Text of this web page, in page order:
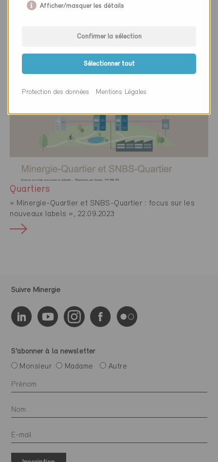
26.09.2023
Quartiers
« Minergie-Quartier et SNBS-Quartier : focus sur les
nouveaux labels », 22.09.2023
Suivre Minergie
S’abonner à la newsletter
Monsieur
Madame Autre
Afficher/masquer les détails
Confirmer la sélection
Sélectionner tout
Protection des données Mentions Légales